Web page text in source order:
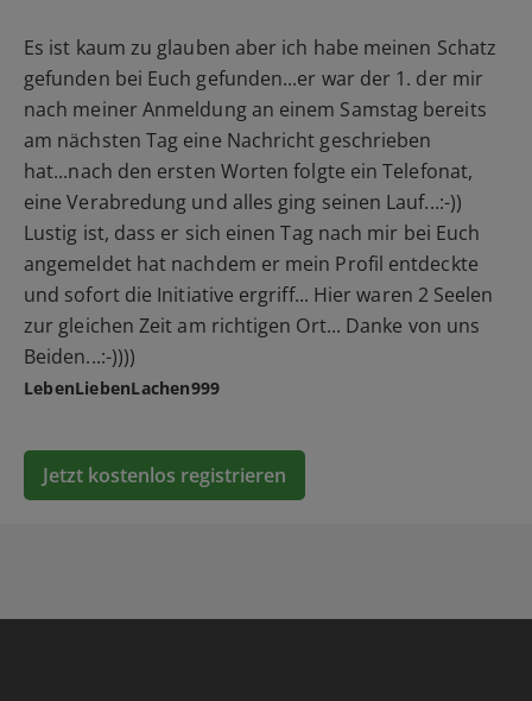
Es ist kaum zu glauben aber ich habe meinen Schatz
gefunden bei Euch gefunden...er war der 1. der mir
nach meiner Anmeldung an einem Samstag bereits
am nächsten Tag eine Nachricht geschrieben
hat...nach den ersten Worten folgte ein Telefonat,
eine Verabredung und alles ging seinen Lauf...:-))
Lustig ist, dass er sich einen Tag nach mir bei Euch
angemeldet hat nachdem er mein Profil entdeckte
und sofort die Initiative ergriff... Hier waren 2 Seelen
zur gleichen Zeit am richtigen Ort... Danke von uns
Beiden...:-))))
LebenLiebenLachen999
Jetzt kostenlos registrieren